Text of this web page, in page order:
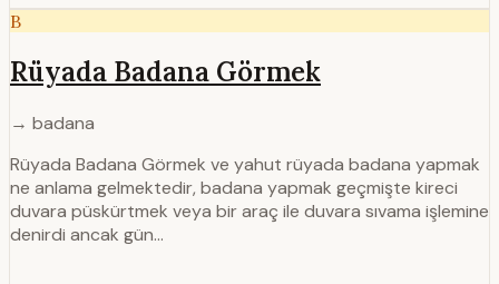
B
Rüyada Badana Görmek
→ badana
Rüyada Badana Görmek ve yahut rüyada badana yapmak
ne anlama gelmektedir, badana yapmak geçmişte kireci
duvara püskürtmek veya bir araç ile duvara sıvama işlemine
denirdi ancak gün…